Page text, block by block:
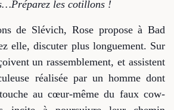
Préparez les cotillons !
de Slévich, Rose propose à Bad
elle, discuter plus longuement. Sur
un rassemblement, et assistent
réalisée par un homme dont
au cœur-même du faux cow-